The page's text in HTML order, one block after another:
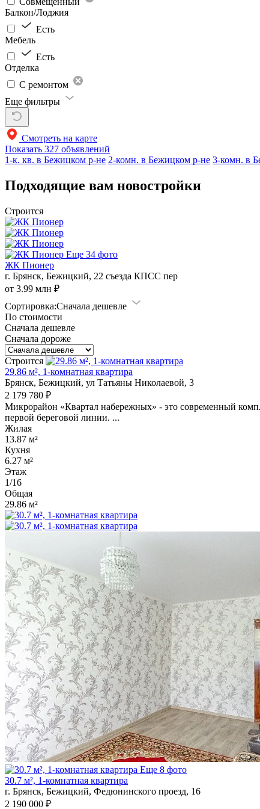
Балкон/Лоджия
Есть
Мебель
Есть
Отделка
С ремонтом
Еще фильтры
Смотреть на карте
Показать 327 объявлений
1-к. кв. в Бежицком р-не 2-комн. в Бежицком р-не 3-комн. в
Подходящие вам новостройки
Строится
Еще 34 фото
ЖК Пионер
г. Брянск, Бежицкий, 22 съезда КПСС пер
от 3.99 млн ₽
Сортировка:Сначала дешевле
По стоимости
Сначала дешевле
Сначала дороже
Строится
29.86 м², 1-комнатная квартира
Брянск, Бежицкий, ул Татьяны Николаевой, 3
2 179 780 ₽
Микрорайон «Квартал набережных» - это современный
первой береговой линии. ...
Жилая
13.87 м²
Кухня
6.27 м²
Этаж
1/16
Общая
29.86 м²
Еще 8 фото
30.7 м², 1-комнатная квартира
г. Брянск, Бежицкий, Федюнинского проезд, 16
2 190 000 ₽